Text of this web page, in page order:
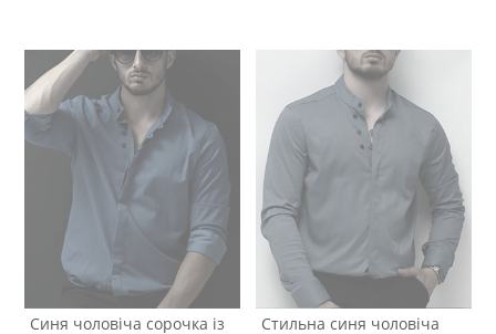
Синя чоловіча сорочка із
Стильна синя чоловіча